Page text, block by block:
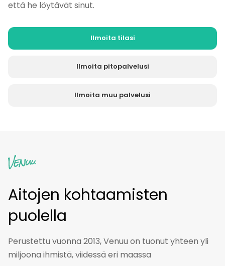
että he löytävät sinut.
Ilmoita tilasi
Ilmoita pitopalvelusi
Ilmoita muu palvelusi
Aitojen kohtaamisten
puolella
Perustettu vuonna 2013, Venuu on tuonut yhteen yli
miljoona ihmistä, viidessä eri maassa